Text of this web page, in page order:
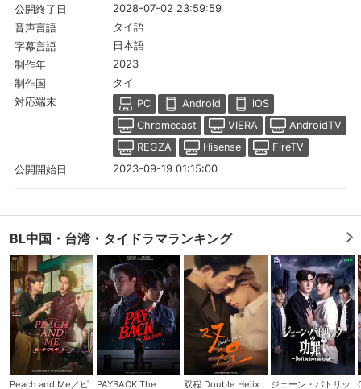
公開終了日 2028-07-02 23:59:59
音声言語 タイ語
字幕言語 日本語
制作年 2023
制作国 タイ
対応端末 PC Android
iOS
Chromecast
VIERA
AndroidTV
REGZA
Hisense
FireTV
公開開始日
2023-09-19 01:15:00
BL中国・台湾・タイドラマランキング
Peach and Me／ピ
PAYBACK The
双程 Double Helix
ジェーン・パトリッ